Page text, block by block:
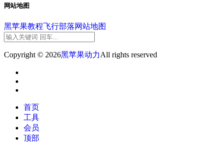
网站地图
黑苹果教程飞行部落网站地图
Copyright © 2026黑苹果动力All rights reserved
首页
工具
会员
顶部